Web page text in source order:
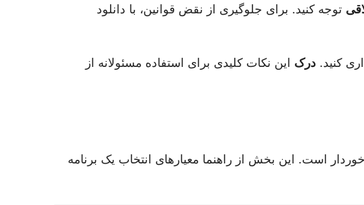
توجه کنید. برای جلوگیری از نقض قوانین، با دانلود
کنید.درک این نکات کلیدی برای استفاده مسئولانه از
است. این بخش از راهنما معیارهای انتخاب یک برنامه